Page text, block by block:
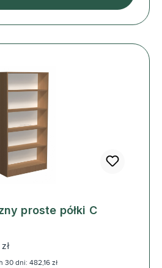
proste półki C
30 dni: 482,16 zł